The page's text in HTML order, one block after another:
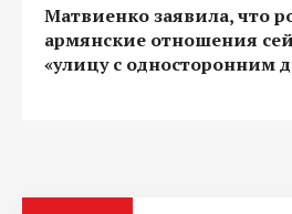
Матвиенко заявила, что
армянские отношения
«улицу с односторонним